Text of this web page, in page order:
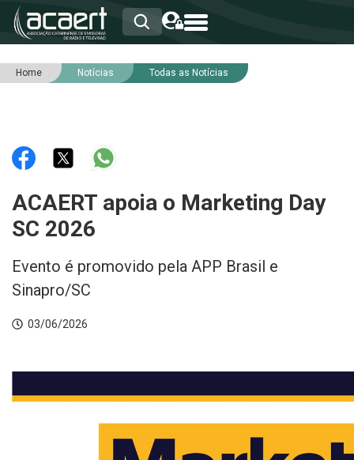
HOME
RNA
NOTÍCIAS
INTEGRIDADE
Home Notícias Todas as Notícias
ACAERT apoia o Marketing Day
SC 2026
Evento é promovido pela APP Brasil e
Sinapro/SC
03/06/2026